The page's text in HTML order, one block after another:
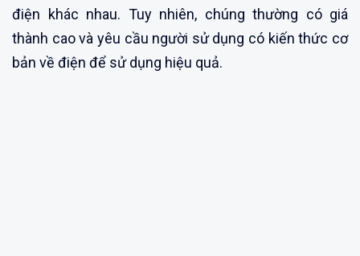
điện khác nhau. Tuy nhiên, chúng thường có giá
thành cao và yêu cầu người sử dụng có kiến thức cơ
bản về điện để sử dụng hiệu quả.